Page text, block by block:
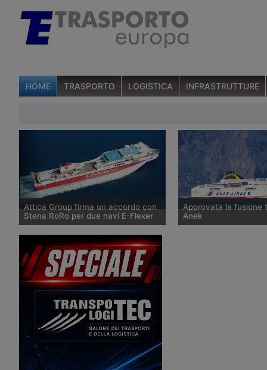
HOME TRASPORTO LOGISTICA INFRASTRUTTURE
Attica Group firma un accordo con
Stena RoRo per due navi E-Flexer
Attica Group ha annunciato un
accordo con Stena RoRo per il
noleggio con opzione di acquisto di
due nuove navi E-Flexer, che saranno
costruite nel cantiere Cmi Jinling
Weihai in Cina.
Approvata la fusione
Anek